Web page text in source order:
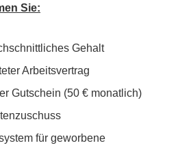
Sie:
Gehalt
Arbeitsvertrag
Gutschein (50 € monatlich)
für geworbene